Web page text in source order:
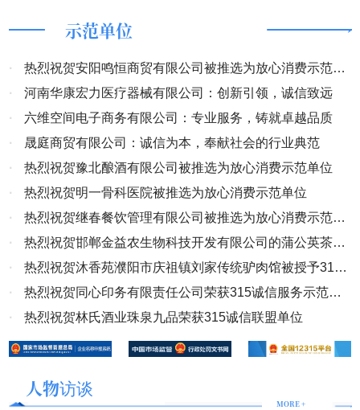
示范单位
·
热烈祝贺安阳鸣恒商贸有限公司被推选为放心消费示范单
位
·
河南华康宏力医疗器械有限公司：创新引领，诚信致远
·
六维空间电子商务有限公司：专业服务，铸就卓越品质
·
晟庭商贸有限公司：诚信为本，奉献社会的行业典范
·
热烈祝贺豫北酿酒有限公司被推选为放心消费示范单位
·
热烈祝贺明一骨科医院被推选为放心消费示范单位
·
热烈祝贺继春餐饮管理有限公司被推选为放心消费示范单
位
·
热烈祝贺邯郸金益农生物科技开发有限公司的蒲公英茶被
推选为“百佳地方特色产品”
·
热烈祝贺沐香苑濮阳市庆祖镇刘家传统驴肉馆被授予315
诚信服务示范理事单位
·
热烈祝贺同心印务有限责任公司荣获315诚信服务示范副
会长单位
· 热烈祝贺林氏酒业珠泉九品荣获315诚信联盟单位
人物访谈
MORE +